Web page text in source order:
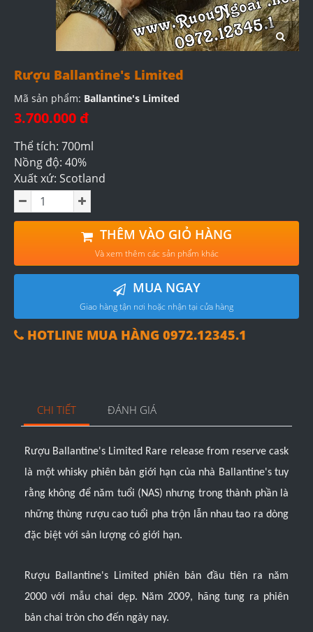
Rượu Ballantine's Limited
Mã sản phẩm: Ballantine's Limited
3.700.000 đ
Thể tích: 700ml
Nồng độ: 40%
Xuất xứ: Scotland
THÊM VÀO GIỎ HÀNG
Và xem thêm các sản phẩm khác
MUA NGAY
Giao hàng tận nơi hoặc nhận tại cửa hàng
HOTLINE MUA HÀNG 0972.12345.1
CHI TIẾT ĐÁNH GIÁ
Rượu Ballantine's Limited Rare release from reserve cask
là một whisky phiên bản giới hạn của nhà Ballantine's tuy
rằng không để năm tuổi (NAS) nhưng trong thành phần là
những thùng rượu cao tuổi pha trộn lẫn nhau tao ra dòng
đặc biệt với sản lượng có giới hạn.
Rượu Ballantine's Limited phiên bản đầu tiên ra năm
2000 với mẫu chai dẹp. Năm 2009, hãng tung ra phiên
bản chai tròn cho đến ngày nay.